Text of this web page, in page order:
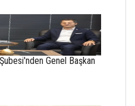
SEMRA ŞAHİN
KENDİNE UYANMAK
Genel Başkan